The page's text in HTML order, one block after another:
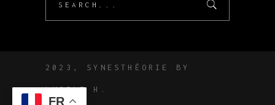
2023, SYNESTHÉORIE BY
LUCILE H.
FR